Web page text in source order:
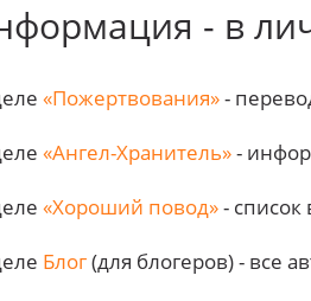
- в
«Пожертвования»-
«Ангел-Хранитель»-
«Хороший повод»- список
Блог(для блогеров) - все